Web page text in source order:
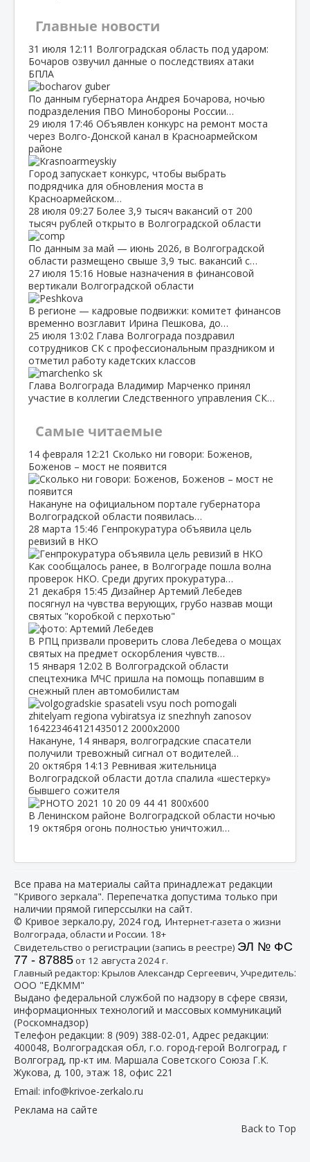
Главные новости
31 июля 12:11 Волгоградская область под ударом:
Бочаров озвучил данные о последствиях атаки
БПЛА
По данным губернатора Андрея Бочарова, ночью
подразделения ПВО Минобороны России…
29 июля 17:46 Объявлен конкурс на ремонт моста
через Волго‑Донской канал в Красноармейском
районе
Город запускает конкурс, чтобы выбрать
подрядчика для обновления моста в
Красноармейском…
28 июля 09:27 Более 3,9 тысяч вакансий от 200
тысяч рублей открыто в Волгоградской области
По данным за май — июнь 2026, в Волгоградской
области размещено свыше 3,9 тыс. вакансий с…
27 июля 15:16 Новые назначения в финансовой
вертикали Волгоградской области
В регионе — кадровые подвижки: комитет финансов
временно возглавит Ирина Пешкова, до…
25 июля 13:02 Глава Волгограда поздравил
сотрудников СК с профессиональным праздником и
отметил работу кадетских классов
Глава Волгограда Владимир Марченко принял
участие в коллегии Следственного управления СК…
Самые читаемые
14 февраля 12:21 Сколько ни говори: Боженов,
Боженов – мост не появится
Накануне на официальном портале губернатора
Волгоградской области появилась…
28 марта 15:46 Генпрокуратура объявила цель
ревизий в НКО
Как сообщалось ранее, в Волгограде пошла волна
проверок НКО. Среди других прокуратура…
21 декабря 15:45 Дизайнер Артемий Лебедев
посягнул на чувства верующих, грубо назвав мощи
святых "коробкой с перхотью"
В РПЦ призвали проверить слова Лебедева о мощах
святых на предмет оскорбления чувств…
15 января 12:02 В Волгоградской области
спецтехника МЧС пришла на помощь попавшим в
снежный плен автомобилистам
Накануне, 14 января, волгоградские спасатели
получили тревожный сигнал от водителей…
20 октября 14:13 Ревнивая жительница
Волгоградской области дотла спалила «шестерку»
бывшего сожителя
В Ленинском районе Волгоградской области ночью
19 октября огонь полностью уничтожил…
Все права на материалы сайта принадлежат редакции
"Кривого зеркала". Перепечатка допустима только при
наличии прямой гиперссылки на сайт.
© Кривое зеркало.ру, 2024 год, Интернет-газета о жизни
Волгограда, области и России. 18+
Свидетельство о регистрации (запись в реестре) ЭЛ № ФС
77 - 87885от 12 августа 2024 г.
Главный редактор: Крылов Александр Сергеевич, Учредитель:
ООО "ЕДКММ"
Выдано федеральной службой по надзору в сфере связи,
информационных технологий и массовых коммуникаций
(Роскомнадзор)
Телефон редакции: 8 (909) 388-02-01 , Адрес редакции:
400048, Волгоградская обл, г.о. город-герой Волгоград, г
Волгоград, пр-кт им. Маршала Советского Союза Г.К.
Жукова, д. 100, этаж 18, офис 221
Email: info@krivoe-zerkalo.ru
Реклама на сайте
Back to Top